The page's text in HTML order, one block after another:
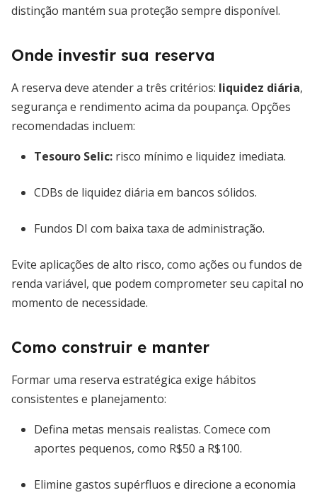
distinção mantém sua proteção sempre disponível.
Onde investir sua reserva
A reserva deve atender a três critérios: liquidez diária,
segurança e rendimento acima da poupança. Opções
recomendadas incluem:
Tesouro Selic: risco mínimo e liquidez imediata.
CDBs de liquidez diária em bancos sólidos.
Fundos DI com baixa taxa de administração.
Evite aplicações de alto risco, como ações ou fundos de
renda variável, que podem comprometer seu capital no
momento de necessidade.
Como construir e manter
Formar uma reserva estratégica exige hábitos
consistentes e planejamento:
Defina metas mensais realistas. Comece com
aportes pequenos, como R$50 a R$100.
Elimine gastos supérfluos e direcione a economia